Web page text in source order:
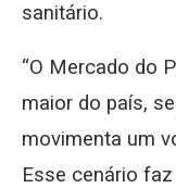
sanitário.
“O Mercado do
maior do país,
movimenta um
Esse cenário